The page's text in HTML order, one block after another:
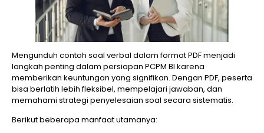
Mengunduh contoh soal verbal dalam format PDF menjadi
langkah penting dalam persiapan PCPM BI karena
memberikan keuntungan yang signifikan. Dengan PDF, peserta
bisa berlatih lebih fleksibel, mempelajari jawaban, dan
memahami strategi penyelesaian soal secara sistematis.
Berikut beberapa manfaat utamanya: